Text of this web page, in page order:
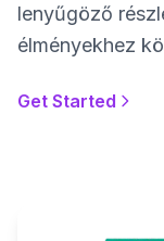
lenyűgöző
élményekhez
Get Started